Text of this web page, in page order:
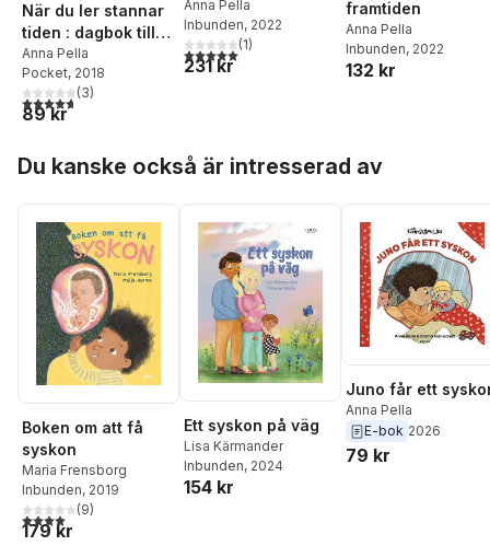
När du ler stannar
tiden : dagbok till
min dotter som
föddes med en
svår hjärnskada
och som lärt oss
På riktigt. Anna
Anna Pella
Pocket, 2018
4,7utav 5 stjärnor. Totalt antal röster:
(3)
89 kr
Anna Pella
Inbunden, 2022
5,0utav 5 stjärnor. Totalt antal röster:
(1)
231 kr
framtiden
Anna Pella
Inbunden, 2022
132 kr
Du kanske också är intresserad av
Boken om att få
syskon
Maria Frensborg
Inbunden, 2019
4,0utav 5 stjärnor. Totalt antal röster:
(9)
179 kr
Ett syskon på väg
Lisa Kärmander
Inbunden, 2024
154 kr
Juno får ett
Anna Pella
E-bok 2026
79 kr